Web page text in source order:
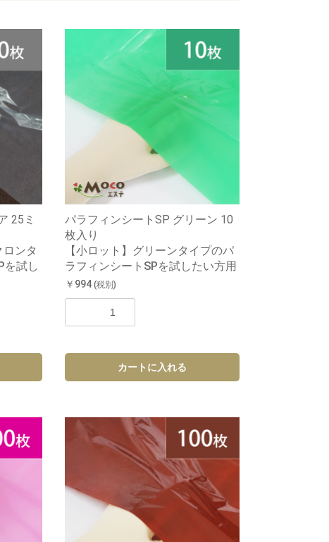
25ミ
ロンタ
を試し
パラフィンシートSP グリーン 10
枚入り
【小ロット】グリーンタイプのパ
ラフィンシートSPを試したい方用
￥994 (税別)
カートに入れる